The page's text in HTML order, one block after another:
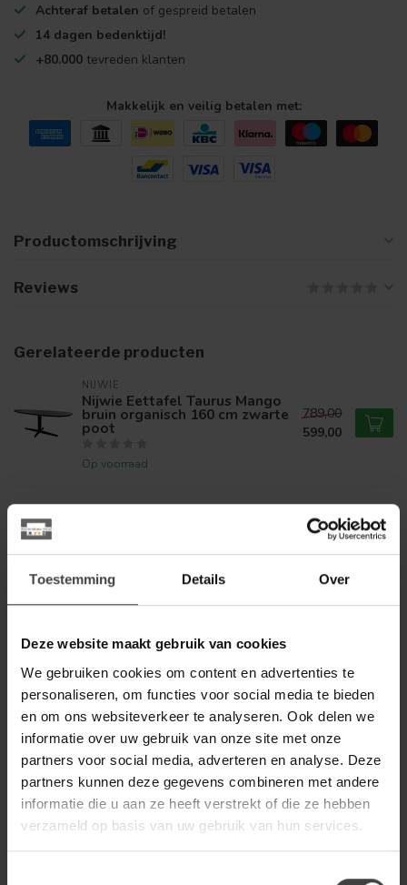
Toestemming Details Over
Deze website maakt gebruik van cookies
We gebruiken cookies om content en advertenties te
personaliseren, om functies voor social media te bieden
en om ons websiteverkeer te analyseren. Ook delen we
informatie over uw gebruik van onze site met onze
partners voor social media, adverteren en analyse. Deze
partners kunnen deze gegevens combineren met andere
informatie die u aan ze heeft verstrekt of die ze hebben
verzameld op basis van uw gebruik van hun services.
Achteraf betalen of gespreid betalen
14 dagen bedenktijd!
+80.000 tevreden klanten
Makkelijk en veilig betalen met:
Productomschrijving
Reviews
Gerelateerde producten
NIJWIE
Nijwie Eettafel Taurus Mango
bruin organisch 160 cm zwarte
poot
Op voorraad
789,00
599,00
poot
Op voorraad
939,00
649,00
WOONSTIJL
WoonStijl Eettafel Romano
niervormig 215cm / 3D
keramiek travertin
Op voorraad
999,00
WOONSTIJL
WoonStijl Eetkamertafel
sculpture acacia 240 cm
Op voorraad
2.499,00